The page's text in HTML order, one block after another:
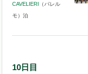
CAVELIERI （パレル
モ）泊
10日目